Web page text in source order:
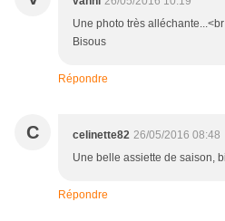
Une photo très
Bisous
Répondre
C celinette82 26/05/2016 08:48
Une belle assiette de saison,
Répondre